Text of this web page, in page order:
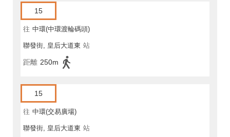
15
往 中環(中環渡輪碼頭)
聯發街, 皇后大道東 站
距離 250m
15
往 中環(交易廣場)
聯發街, 皇后大道東 站